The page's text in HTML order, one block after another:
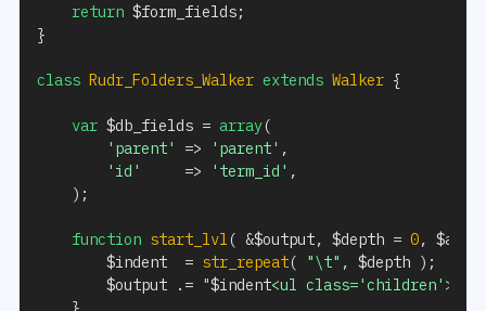
return $form_fields;
}
class Rudr_Folders_Walker extends Walker {
var $db_fields = array(
'parent'
=> 'parent' ,
'id'
=> 'term_id' ,
) ;
function start_lvl( &$output, $depth = 0, $args
$indent
= str_repeat( "\t" , $depth ) ;
$output
.= "$indent<ul class='children'>\n"